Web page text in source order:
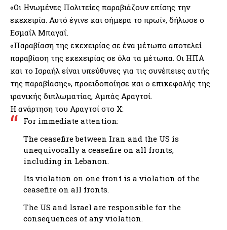
«Οι Ηνωμένες Πολιτείες παραβιάζουν επίσης την
εκεχειρία. Αυτό έγινε και σήμερα το πρωί», δήλωσε ο
Εσμαΐλ Μπαγαΐ.
«Παραβίαση της εκεχειρίας σε ένα μέτωπο αποτελεί
παραβίαση της εκεχειρίας σε όλα τα μέτωπα. Οι ΗΠΑ
και το Ισραήλ είναι υπεύθυνες για τις συνέπειες αυτής
της παραβίασης», προειδοποίησε και ο επικεφαλής της
ιρανικής διπλωματίας, Αμπάς Αραγτσί.
Η ανάρτηση του Αραγτσί στο Χ:
For immediate attention:
The ceasefire between Iran and the US is
unequivocally a ceasefire on all fronts,
including in Lebanon.
Its violation on one front is a violation of the
ceasefire on all fronts.
The US and Israel are responsible for the
consequences of any violation.